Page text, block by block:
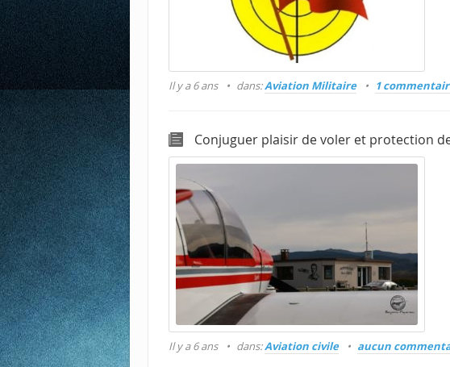
Il y a 6 ans dans:Aviation Militaire 1
Conjuguer plaisir de voler et protection
Il y a 6 ans dans:Aviation civile aucun